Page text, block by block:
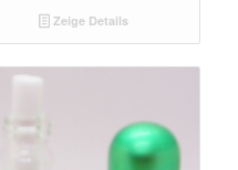
Zeige Details